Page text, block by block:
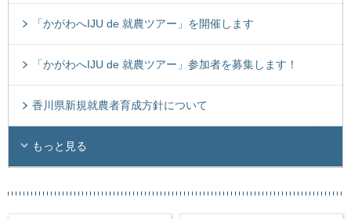
「かがわへIJU de 就農ツアー」を開催します
「かがわへIJU de 就農ツアー」参加者を募集します！
香川県新規就農者育成方針について
もっと見る